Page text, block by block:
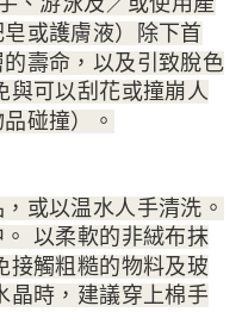
或護膚液）除下首
壽命，以及引致脫色
與可以刮花或撞崩人
碰撞）。
或以温水人手清洗。
以柔軟的非絨布抹
接觸粗糙的物料及玻
晶時，建議穿上棉手